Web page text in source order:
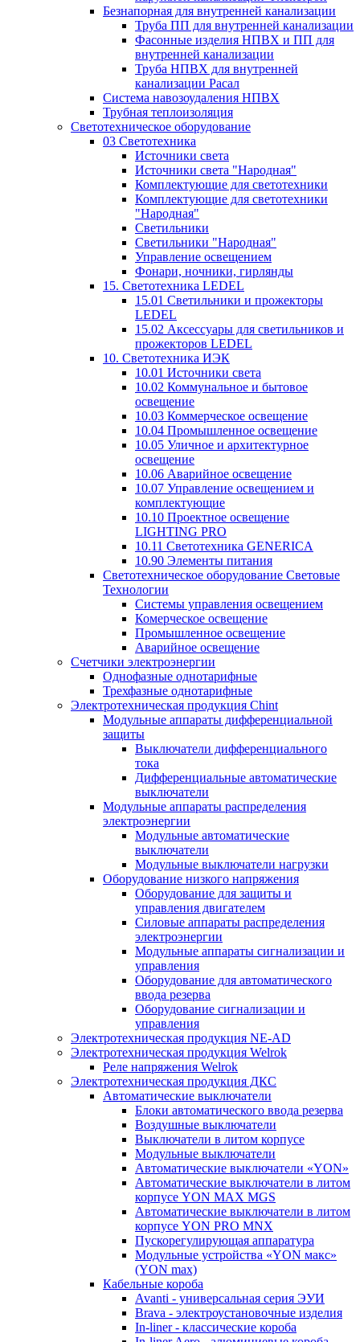
Безнапорная для внутренней канализации
Труба ПП для внутренней канализации
Фасонные изделия НПВХ и ПП для
внутренней канализации
Труба НПВХ для внутренней
канализации Расал
Система навозоудаления НПВХ
Трубная теплоизоляция
Светотехническое оборудование
03 Светотехника
Источники света
Источники света "Народная"
Комплектующие для светотехники
Комплектующие для светотехники
"Народная"
Светильники
Светильники "Народная"
Управление освещением
Фонари, ночники, гирлянды
15. Светотехника LEDEL
15.01 Светильники и прожекторы
LEDEL
15.02 Аксессуары для светильников и
прожекторов LEDEL
10. Светотехника ИЭК
10.01 Источники света
10.02 Коммунальное и бытовое
освещение
10.03 Коммерческое освещение
10.04 Промышленное освещение
10.05 Уличное и архитектурное
освещение
10.06 Аварийное освещение
10.07 Управление освещением и
комплектующие
10.10 Проектное освещение
LIGHTING PRO
10.11 Светотехника GENERICA
10.90 Элементы питания
Светотехническое оборудование Световые
Технологии
Системы управления освещением
Комерческое освещение
Промышленное освещение
Аварийное освещение
Счетчики электроэнергии
Однофазные однотарифные
Трехфазные однотарифные
Электротехническая продукция Chint
Модульные аппараты дифференциальной
защиты
Выключатели дифференциального
тока
Дифференциальные автоматические
выключатели
Модульные аппараты распределения
электроэнергии
Модульные автоматические
выключатели
Модульные выключатели нагрузки
Оборудование низкого напряжения
Оборудование для защиты и
управления двигателем
Силовые аппараты распределения
электроэнергии
Модульные аппараты сигнализации и
управления
Оборудование для автоматического
ввода резерва
Оборудование сигнализации и
управления
Электротехническая продукция NE-AD
Электротехническая продукция Welrok
Реле напряжения Welrok
Электротехническая продукция ДКС
Автоматические выключатели
Блоки автоматического ввода резерва
Воздушные выключатели
Выключатели в литом корпусе
Модульные выключатели
Автоматические выключатели «YON»
Автоматические выключатели в литом
корпусе YON MAX MGS
Автоматические выключатели в литом
корпусе YON PRO MNX
Пускорегулирующая аппаратура
Модульные устройства «YON макс»
(YON max)
Кабельные короба
Avanti - универсальная серия ЭУИ
Brava - электроустановочные изделия
In-liner - классические короба